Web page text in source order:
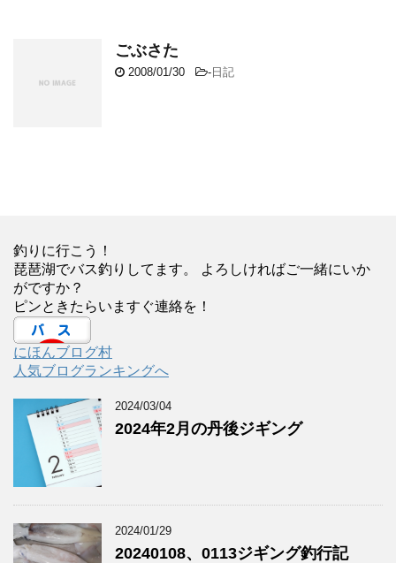
ごぶさた
2008/01/30 -日記
釣りに行こう！
琵琶湖でバス釣りしてます。 よろしければご一緒にいか
がですか？
ピンときたらいますぐ連絡を！
にほんブログ村
人気ブログランキングへ
2024/03/04
2024年2月の丹後ジギング
2024/01/29
20240108、0113ジギング釣行記